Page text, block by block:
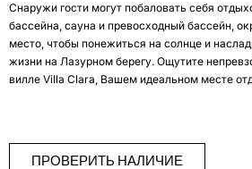
Снаружи гости могут побаловать себя
бассейна, сауна и превосходный бассейн,
место, чтобы понежиться на солнце и
жизни на Лазурном берегу. Ощутите
вилле Villa Clara, Вашем идеальном месте
ПРОВЕРИТЬ НАЛИЧИЕ